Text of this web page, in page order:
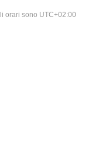
orari sono UTC+02:00